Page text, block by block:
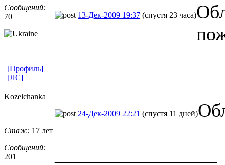
Сообщений:
70
13-Дек-2009 19:37 (спустя 23 часа)
[Профиль]
[ЛС]
Kozelchanka
Стаж: 17 лет
Сообщений:
201
24-Дек-2009 22:21 (спустя 11 дней)